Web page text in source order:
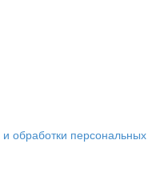
обработки персональных